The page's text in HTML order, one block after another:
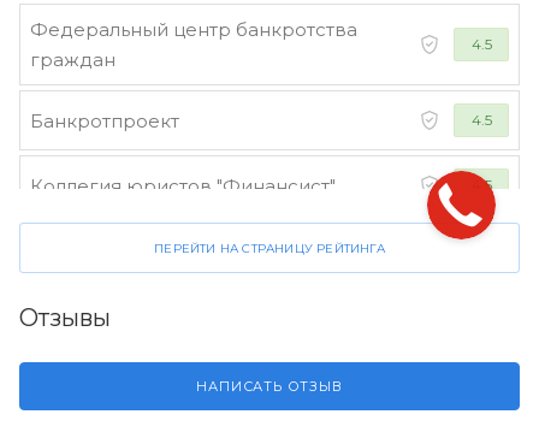
Федеральный центр банкротства
граждан
4.5
Банкротпроект 4.5
Коллегия юристов "Финансист" 4.5
ПЕРЕЙТИ НА СТРАНИЦУ РЕЙТИНГА
Отзывы
НАПИСАТЬ ОТЗЫВ